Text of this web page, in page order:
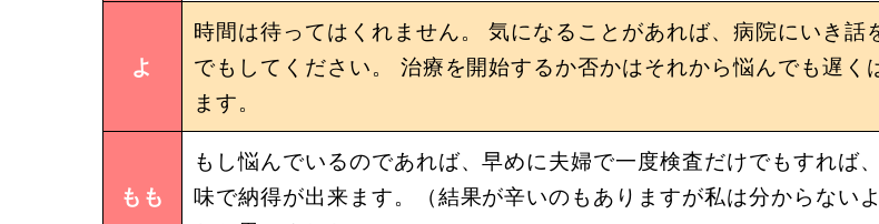
よ
時間は待ってはくれません。 気になることがあれば、病院にいき話
でもしてください。 治療を開始するか否かはそれから悩んでも遅く
ます。
もも
もし悩んでいるのであれば、早めに夫婦で一度検査だけでもすれば
味で納得が出来ます。（結果が辛いのもありますが私は分からない